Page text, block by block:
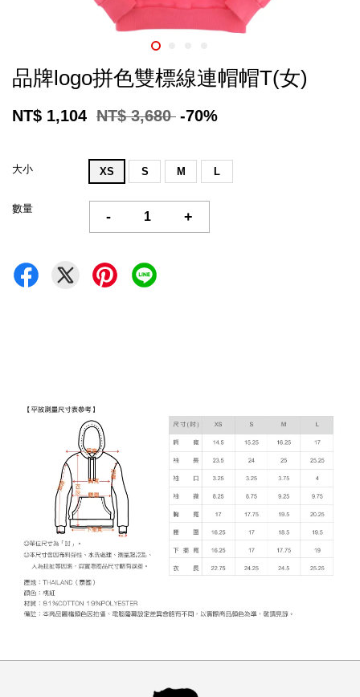
品牌logo拼色雙標線連帽帽T(女)
NT$ 1,104 NT$ 3,680 -70%
大小 XS S M L
數量
- +